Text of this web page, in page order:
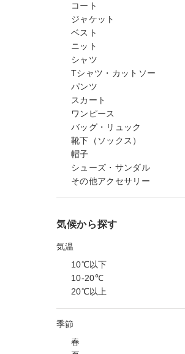
コート
ジャケット
ベスト
ニット
シャツ
Tシャツ・カットソー
パンツ
スカート
ワンピース
バッグ・リュック
靴下（ソックス）
帽子
シューズ・サンダル
その他アクセサリー
気候から探す
気温
10℃以下
10-20℃
20℃以上
季節
春